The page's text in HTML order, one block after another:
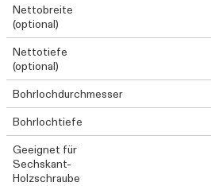
Nettobreite
(optional)
Nettotiefe
(optional)
Bohrlochdurchmesser
Bohrlochtiefe
Geeignet für
Sechskant-
Holzschraube